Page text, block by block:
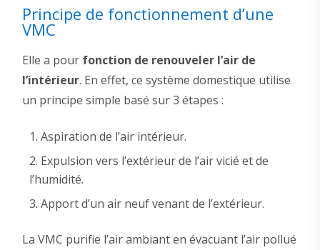
Principe de fonctionnement d’une
VMC
Elle a pour fonction de renouveler l’air de
l’intérieur. En effet, ce système domestique utilise
un principe simple basé sur 3 étapes :
Aspiration de l’air intérieur.
Expulsion vers l’extérieur de l’air vicié et de
l’humidité.
Apport d’un air neuf venant de l’extérieur.
La VMC purifie l’air ambiant en évacuant l’air pollué